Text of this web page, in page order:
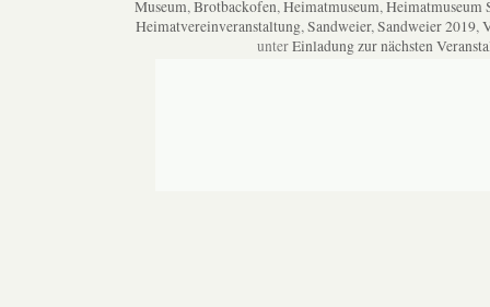
Museum,Brotbackofen,Heimatmuseum,Heimatmuseum
Heimatvereinveranstaltung,Sandweier,Sandweier 2019,
unterEinladung zur nächsten